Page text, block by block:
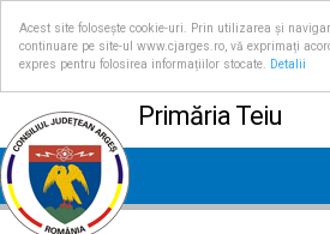
Acest site folosește cookie-uri. Prin utilizarea și
continuare pe site-ul www.cjarges.ro, vă exprimați
expres pentru folosirea informațiilor stocate.
Detalii
Primăria Teiu